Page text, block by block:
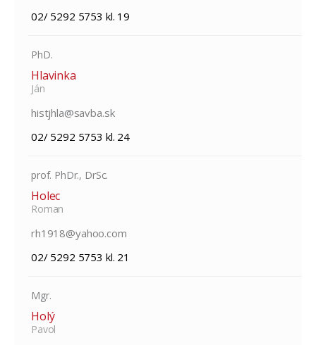
02/ 5292 5753 kl. 19
PhD.
Hlavinka
Ján
histjhla@savba.sk
02/ 5292 5753 kl. 24
prof. PhDr., DrSc.
Holec
Roman
rh1918@yahoo.com
02/ 5292 5753 kl. 21
Mgr.
Holý
Pavol